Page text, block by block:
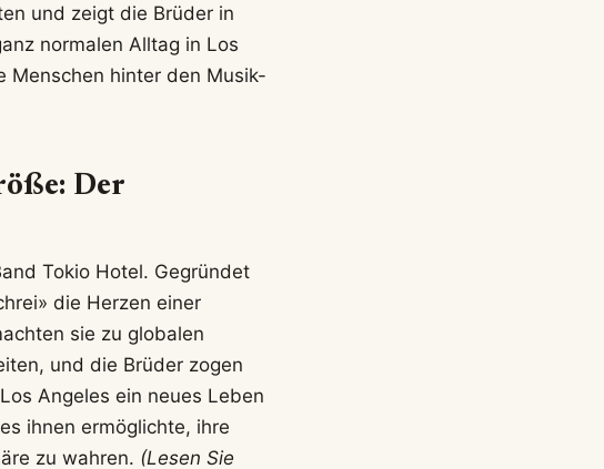
und zeigt die Brüder in
normalen Alltag in Los
Menschen hinter den Musik-
Der
Tokio Hotel. Gegründet
die Herzen einer
sie zu globalen
und die Brüder zogen
Angeles ein neues Leben
ihnen ermöglichte, ihre
zu wahren. (Lesen Sie